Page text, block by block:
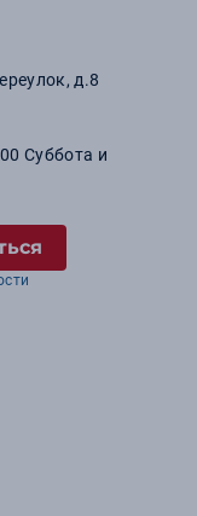
д.8
Суббота и